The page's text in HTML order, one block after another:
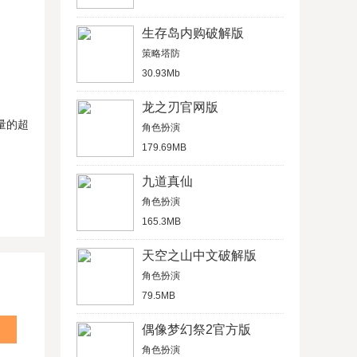
的超
生存岛内购破解版
策略塔防
30.93Mb
龙之刃官网版
角色扮演
179.69MB
九道真仙
角色扮演
165.3MB
天空之山中文破解版
角色扮演
79.5MB
偶像梦幻祭2官方版
角色扮演